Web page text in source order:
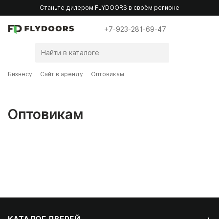
Станьте дилером FLYDOORS в своём регионе
+7-923-281-69-47
Бизнесу Сайт в аренду Оптовикам
Оптовикам